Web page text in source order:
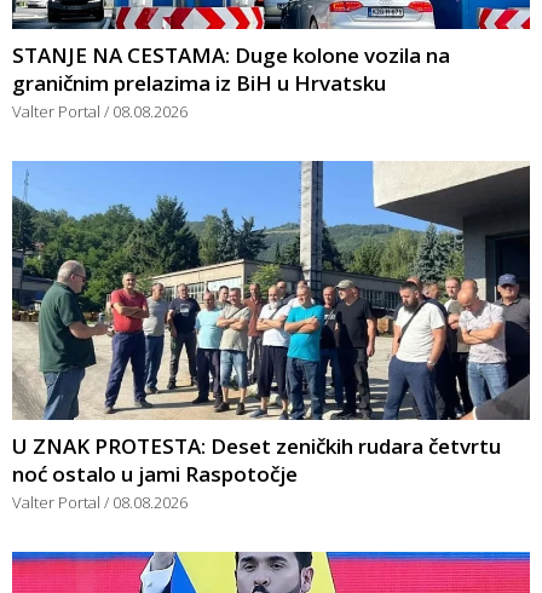
STANJE NA CESTAMA: Duge kolone vozila na
graničnim prelazima iz BiH u Hrvatsku
Valter Portal 08.08.2026
U ZNAK PROTESTA: Deset zeničkih rudara četvrtu
noć ostalo u jami Raspotočje
Valter Portal 08.08.2026